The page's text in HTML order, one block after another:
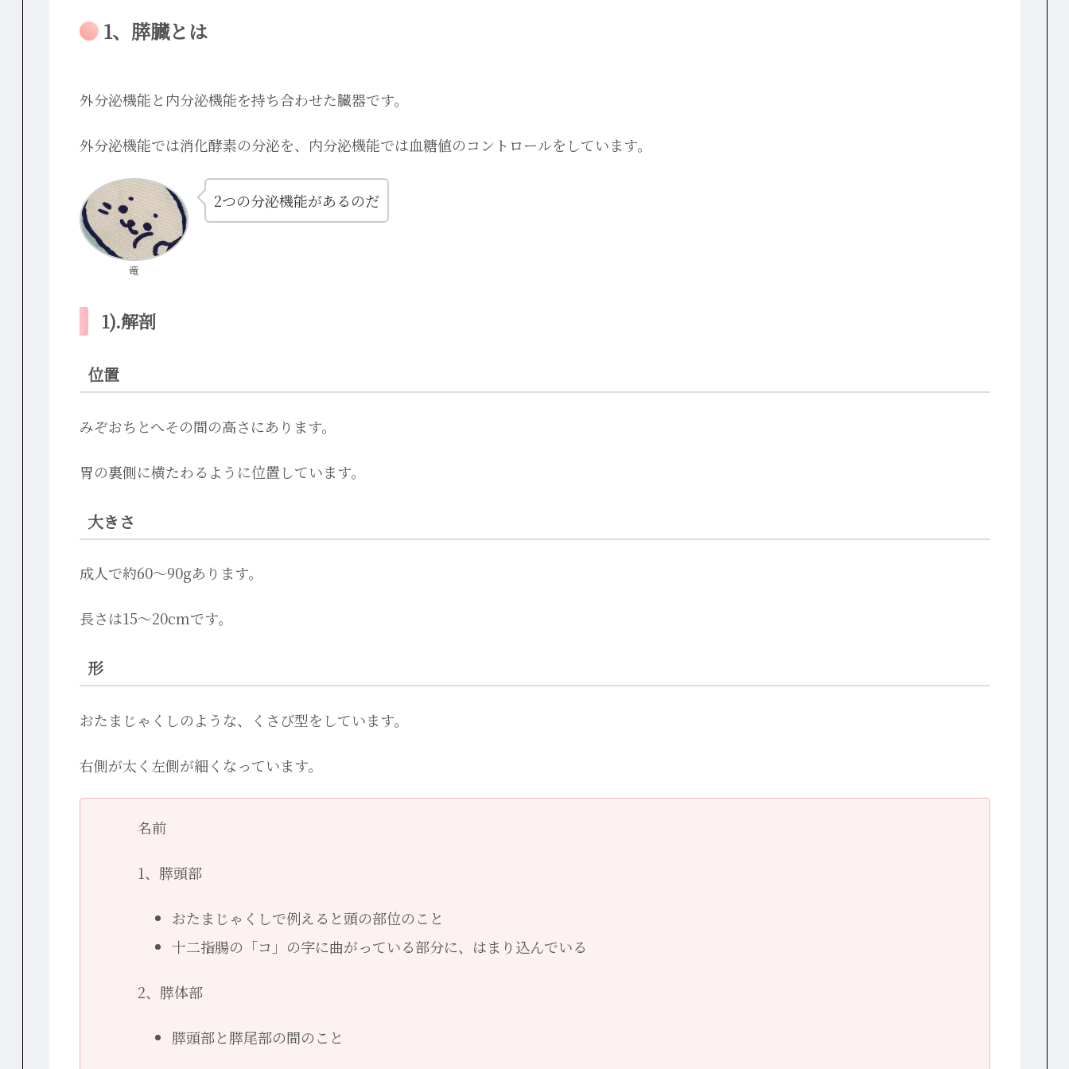
1、膵臓とは
外分泌機能と内分泌機能を持ち合わせた臓器です。
外分泌機能では消化酵素の分泌を、内分泌機能では血糖値のコントロールをしています。
竜
2つの分泌機能があるのだ
1).解剖
位置
みぞおちとへその間の高さにあります。
胃の裏側に横たわるように位置しています。
大きさ
成人で約60〜90gあります。
長さは15〜20cmです。
形
おたまじゃくしのような、くさび型をしています。
右側が太く左側が細くなっています。
名前
1、膵頭部
おたまじゃくしで例えると頭の部位のこと
十二指腸の「コ」の字に曲がっている部分に、はまり込んでいる
2、膵体部
膵頭部と膵尾部の間のこと